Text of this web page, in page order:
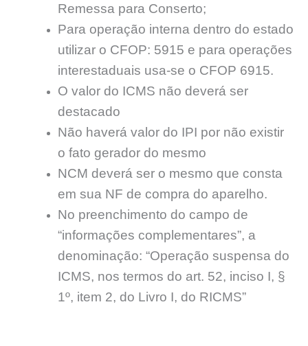
Remessa para Conserto;
Para operação interna dentro do estado
utilizar o CFOP: 5915 e para operações
interestaduais usa-se o CFOP 6915.
O valor do ICMS não deverá ser
destacado
Não haverá valor do IPI por não existir
o fato gerador do mesmo
NCM deverá ser o mesmo que consta
em sua NF de compra do aparelho.
No preenchimento do campo de
“informações complementares”, a
denominação: “Operação suspensa do
ICMS, nos termos do art. 52, inciso I, §
1º, item 2, do Livro I, do RICMS”